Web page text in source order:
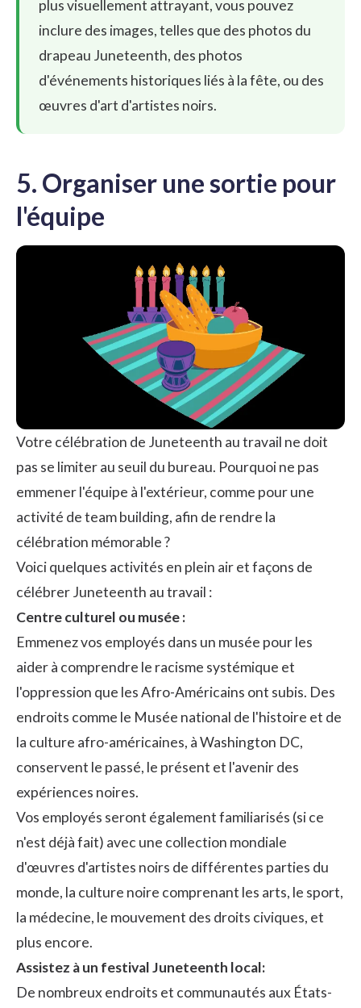
plus visuellement attrayant, vous pouvez
inclure des images, telles que des photos du
drapeau Juneteenth, des photos
d'événements historiques liés à la fête, ou des
œuvres d'art d'artistes noirs.
5. Organiser une sortie pour
l'équipe
Votre célébration de Juneteenth au travail ne doit
pas se limiter au seuil du bureau. Pourquoi ne pas
emmener l'équipe à l'extérieur, comme pour une
activité de team building, afin de rendre la
célébration mémorable ?
Voici quelques activités en plein air et façons de
célébrer Juneteenth au travail :
Centre culturel ou musée :
Emmenez vos employés dans un musée pour les
aider à comprendre le racisme systémique et
l'oppression que les Afro-Américains ont subis. Des
endroits comme le Musée national de l'histoire et de
la culture afro-américaines, à Washington DC,
conservent le passé, le présent et l'avenir des
expériences noires.
Vos employés seront également familiarisés (si ce
n'est déjà fait) avec une collection mondiale
d'œuvres d'artistes noirs de différentes parties du
monde, la culture noire comprenant les arts, le sport,
la médecine, le mouvement des droits civiques, et
plus encore.
Assistez à un festival Juneteenth local:
De nombreux endroits et communautés aux États-